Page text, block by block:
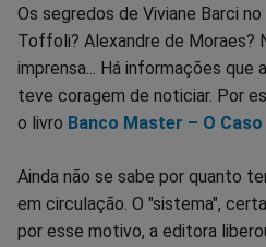
Os segredos de Viviane Barci
Toffoli? Alexandre de Moraes?
imprensa... Há informações que
teve coragem de noticiar. Por
o livro Banco Master – O
Ainda não se sabe por quanto
em circulação. O "sistema",
por esse motivo, a editora